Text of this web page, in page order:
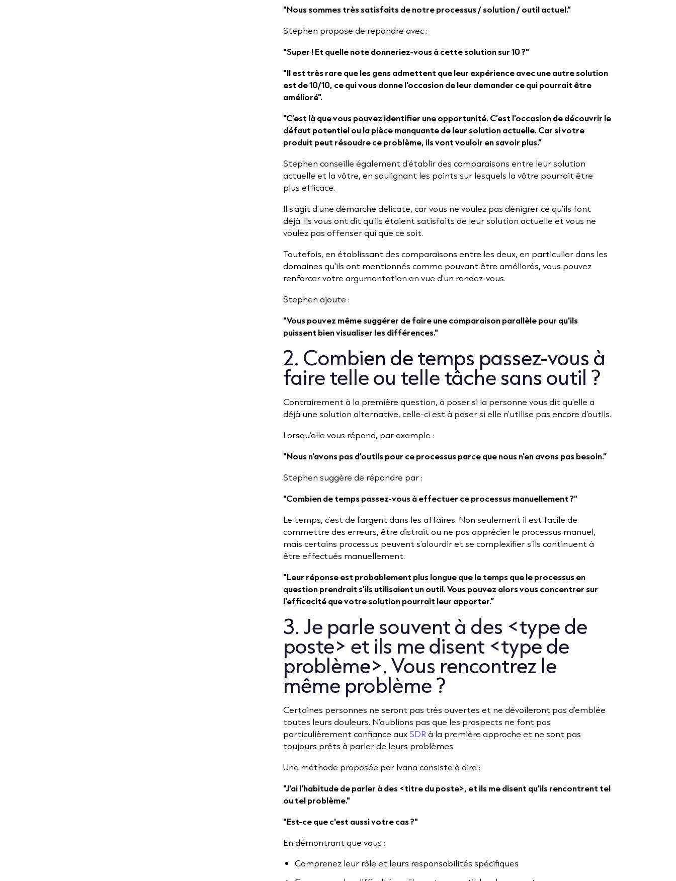
"Nous sommes très satisfaits de notre processus / solution / outil actuel.”
Stephen propose de répondre avec :
"Super ! Et quelle note donneriez-vous à cette solution sur 10 ?"
"Il est très rare que les gens admettent que leur expérience avec une autre solution
est de 10/10, ce qui vous donne l'occasion de leur demander ce qui pourrait être
amélioré".
"C’est là que vous pouvez identifier une opportunité. C’est l'occasion de découvrir le
défaut potentiel ou la pièce manquante de leur solution actuelle. Car si votre
produit peut résoudre ce problème, ils vont vouloir en savoir plus.”
Stephen conseille également d'établir des comparaisons entre leur solution
actuelle et la vôtre, en soulignant les points sur lesquels la vôtre pourrait être
plus efficace.
Il s'agit d'une démarche délicate, car vous ne voulez pas dénigrer ce qu'ils font
déjà. Ils vous ont dit qu'ils étaient satisfaits de leur solution actuelle et vous ne
voulez pas offenser qui que ce soit.
Toutefois, en établissant des comparaisons entre les deux, en particulier dans les
domaines qu'ils ont mentionnés comme pouvant être améliorés, vous pouvez
renforcer votre argumentation en vue d'un rendez-vous.
Stephen ajoute :
"Vous pouvez même suggérer de faire une comparaison parallèle pour qu'ils
puissent bien visualiser les différences."
2. Combien de temps passez-vous à
faire telle ou telle tâche sans outil ?
Contrairement à la première question, à poser si la personne vous dit qu'elle a
déjà une solution alternative, celle-ci est à poser si elle n'utilise pas encore d’outils.
Lorsqu’elle vous répond, par exemple :
"Nous n'avons pas d'outils pour ce processus parce que nous n'en avons pas besoin.”
Stephen suggère de répondre par :
"Combien de temps passez-vous à effectuer ce processus manuellement ?”
Le temps, c'est de l'argent dans les affaires. Non seulement il est facile de
commettre des erreurs, être distrait ou ne pas apprécier le processus manuel,
mais certains processus peuvent s'alourdir et se complexifier s’ils continuent à
être effectués manuellement.
"Leur réponse est probablement plus longue que le temps que le processus en
question prendrait s’ils utilisaient un outil. Vous pouvez alors vous concentrer sur
l'efficacité que votre solution pourrait leur apporter.”
3. Je parle souvent à des <type de
poste> et ils me disent <type de
problème>. Vous rencontrez le
même problème ?
Certaines personnes ne seront pas très ouvertes et ne dévoileront pas d'emblée
toutes leurs douleurs. N'oublions pas que les prospects ne font pas
particulièrement confiance auxSDRà la première approche et ne sont pas
toujours prêts à parler de leurs problèmes.
Une méthode proposée par Ivana consiste à dire :
"J'ai l'habitude de parler à des <titre du poste>, et ils me disent qu'ils rencontrent tel
ou tel problème."
"Est-ce que c'est aussi votre cas ?"
En démontrant que vous :
Comprenez leur rôle et leurs responsabilités spécifiques